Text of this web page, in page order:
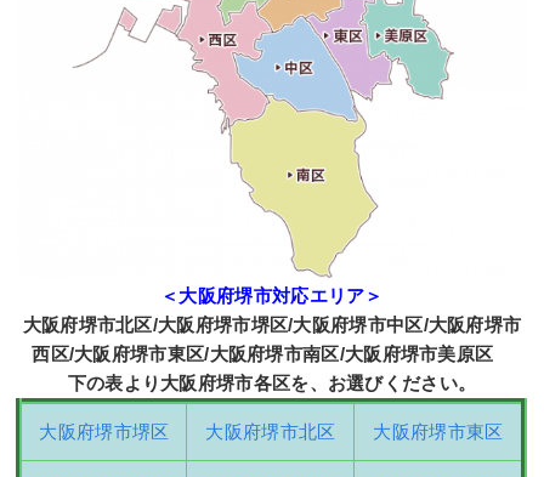
＜大阪府堺市対応エリア＞
大阪府堺市北区/大阪府堺市堺区/大阪府堺市中区/大阪府堺市
西区/大阪府堺市東区/大阪府堺市南区/大阪府堺市美原区
下の表より大阪府堺市各区を、お選びください。
大阪府堺市堺区 大阪府堺市北区 大阪府堺市東区